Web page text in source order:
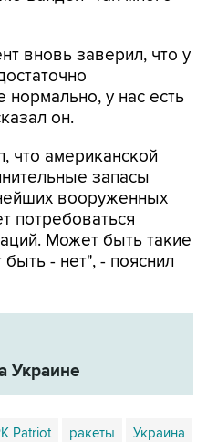
вновь заверил, что у
нормально, у нас есть
он.
что американской
вооруженных
потребоваться
Может быть такие
- нет", - пояснил
Patriot ракеты Украина